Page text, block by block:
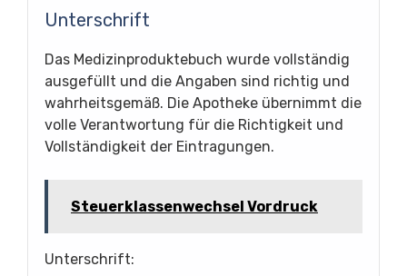
Unterschrift
Das Medizinproduktebuch wurde vollständig
ausgefüllt und die Angaben sind richtig und
wahrheitsgemäß. Die Apotheke übernimmt die
volle Verantwortung für die Richtigkeit und
Vollständigkeit der Eintragungen.
Steuerklassenwechsel Vordruck
Unterschrift: